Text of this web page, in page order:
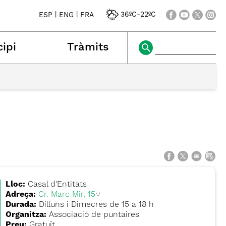
ESP ENG FRA 36ºC-22ºC
Tràmits
Lloc: Casal d'Entitats
Adreça: Cr. Marc Mir, 15
Durada: Dilluns i Dimecres de 15 a 18 h
Organitza: Associació de puntaires